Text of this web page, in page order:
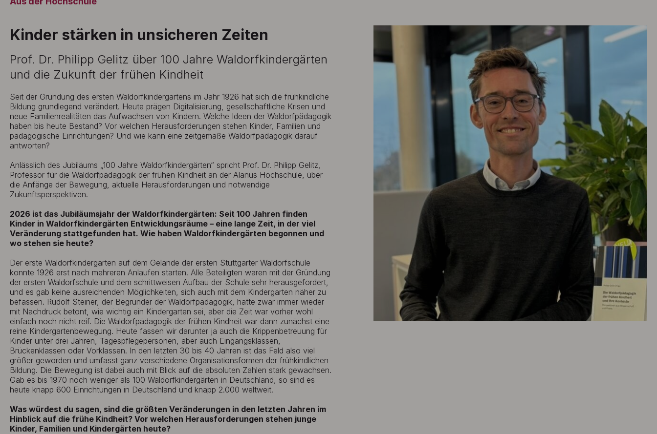
Kinder stärken in unsicheren Zeiten
Prof. Dr. Philipp Gelitz über 100 Jahre Waldorfkindergärten
und die Zukunft der frühen Kindheit
Seit der Gründung des ersten Waldorfkindergartens im Jahr 1926 hat sich die frühkindliche
Bildung grundlegend verändert. Heute prägen Digitalisierung, gesellschaftliche Krisen und
neue Familienrealitäten das Aufwachsen von Kindern. Welche Ideen der Waldorfpädagogik
haben bis heute Bestand? Vor welchen Herausforderungen stehen Kinder, Familien und
pädagogische Einrichtungen? Und wie kann eine zeitgemäße Waldorfpädagogik darauf
antworten?
Anlässlich des Jubiläums „100 Jahre Waldorfkindergärten“ spricht Prof. Dr. Philipp Gelitz,
Professor für die Waldorfpädagogik der frühen Kindheit an der Alanus Hochschule, über
die Anfänge der Bewegung, aktuelle Herausforderungen und notwendige
Zukunftsperspektiven.
2026 ist das Jubiläumsjahr der Waldorfkindergärten: Seit 100 Jahren finden
Kinder in Waldorfkindergärten Entwicklungsräume – eine lange Zeit, in der viel
Veränderung stattgefunden hat. Wie haben Waldorfkindergärten begonnen und
wo stehen sie heute?
Der erste Waldorfkindergarten auf dem Gelände der ersten Stuttgarter Waldorfschule
konnte 1926 erst nach mehreren Anläufen starten. Alle Beteiligten waren mit der Gründung
der ersten Waldorfschule und dem schrittweisen Aufbau der Schule sehr herausgefordert,
und es gab keine ausreichenden Möglichkeiten, sich auch mit dem Kindergarten näher zu
befassen. Rudolf Steiner, der Begründer der Waldorfpädagogik, hatte zwar immer wieder
mit Nachdruck betont, wie wichtig ein Kindergarten sei, aber die Zeit war vorher wohl
einfach noch nicht reif. Die Waldorfpädagogik der frühen Kindheit war dann zunächst eine
reine Kindergartenbewegung. Heute fassen wir darunter ja auch die Krippenbetreuung für
Kinder unter drei Jahren, Tagespflegepersonen, aber auch Eingangsklassen,
Brückenklassen oder Vorklassen. In den letzten 30 bis 40 Jahren ist das Feld also viel
größer geworden und umfasst ganz verschiedene Organisationsformen der frühkindlichen
Bildung. Die Bewegung ist dabei auch mit Blick auf die absoluten Zahlen stark gewachsen.
Gab es bis 1970 noch weniger als 100 Waldorfkindergärten in Deutschland, so sind es
heute knapp 600 Einrichtungen in Deutschland und knapp 2.000 weltweit.
Was würdest du sagen, sind die größten Veränderungen in den letzten Jahren im
Hinblick auf die frühe Kindheit? Vor welchen Herausforderungen stehen junge
Kinder, Familien und Kindergärten heute?